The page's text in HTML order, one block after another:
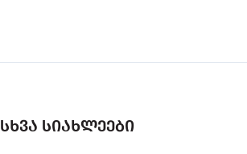
სხვა სიახლეები